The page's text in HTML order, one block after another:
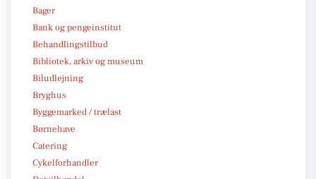
Bager
Bank og pengeinstitut
Behandlingstilbud
Bibliotek, arkiv og museum
Biludlejning
Bryghus
Byggemarked / trælast
Børnehave
Catering
Cykelforhandler